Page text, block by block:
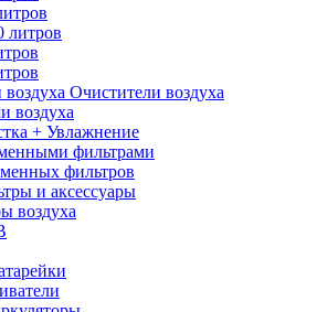
литров
Очистители воздуха
воздуха
+ Увлажнение
фильтрами
фильтров
и аксессуары
воздуха